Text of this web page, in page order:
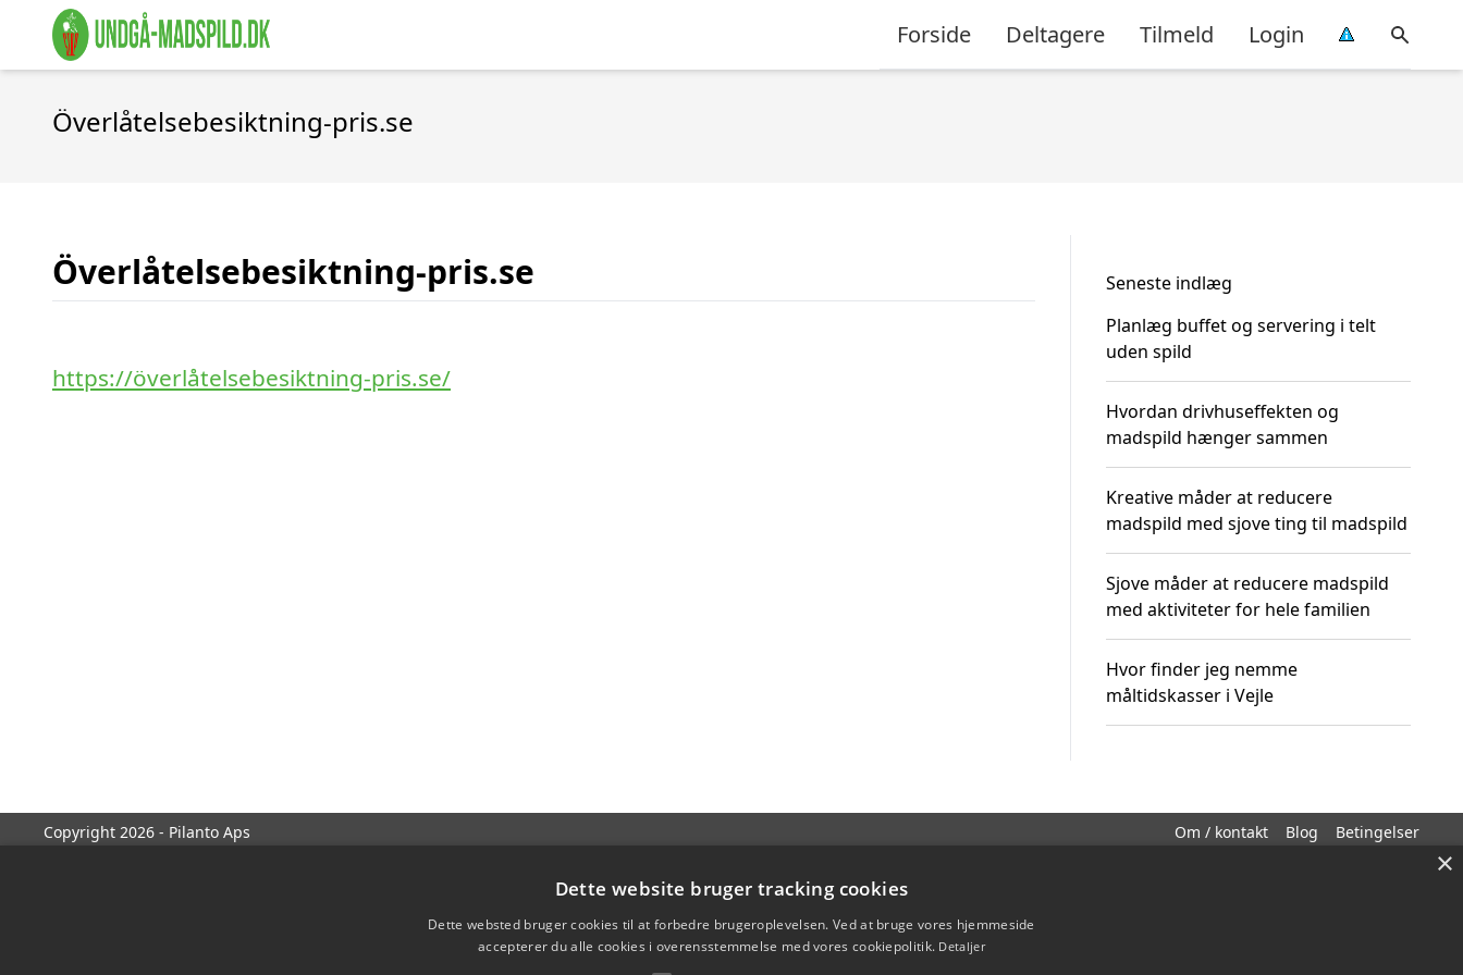
Forside Deltagere Tilmeld Login
Överlåtelsebesiktning-pris.se
Överlåtelsebesiktning-pris.se
https://överlåtelsebesiktning-pris.se/
Seneste indlæg
Planlæg buffet og servering i telt
uden spild
Hvordan drivhuseffekten og
madspild hænger sammen
Kreative måder at reducere
madspild med sjove ting til madspild
Sjove måder at reducere madspild
med aktiviteter for hele familien
Hvor finder jeg nemme
måltidskasser i Vejle
Copyright 2026 - Pilanto Aps Om / kontakt Blog Betingelser
×
Dette website bruger tracking cookies
Dette websted bruger cookies til at forbedre brugeroplevelsen. Ved at bruge vores hjemmeside
accepterer du alle cookies i overensstemmelse med vores cookiepolitik. Detaljer